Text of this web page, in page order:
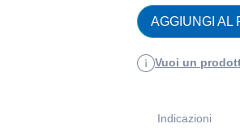
AGGIUNGI AL
Vuoi un
Indicazioni